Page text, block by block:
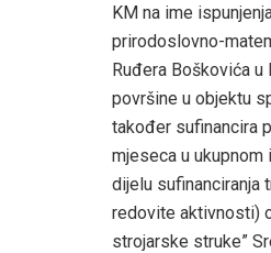
KM na ime
prirodoslovno-
Ruđera Boškovića
površine u objektu
također sufinancira
mjeseca u
dijelu sufinanciranja
redovite aktivnosti)
strojarske struke”